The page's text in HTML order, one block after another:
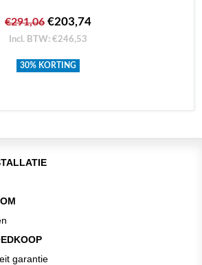
€291,06 €203,74
Incl. BTW: €246,53
30% KORTING
garantie